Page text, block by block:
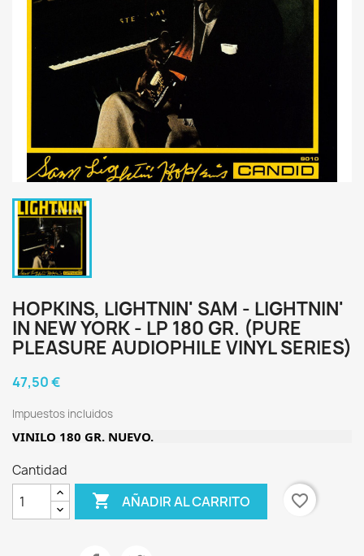
HOPKINS, LIGHTNIN' SAM - LIGHTNIN'
IN NEW YORK - LP 180 GR. (PURE
PLEASURE AUDIOPHILE VINYL SERIES)
47,50 €
Impuestos incluidos
VINILO 180 GR. NUEVO.
Cantidad
 AÑADIR AL CARRITO favorite_border